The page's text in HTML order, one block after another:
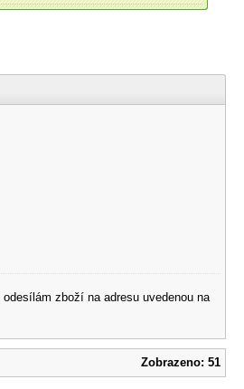
zboží na adresu uvedenou na
Zobrazeno: 51